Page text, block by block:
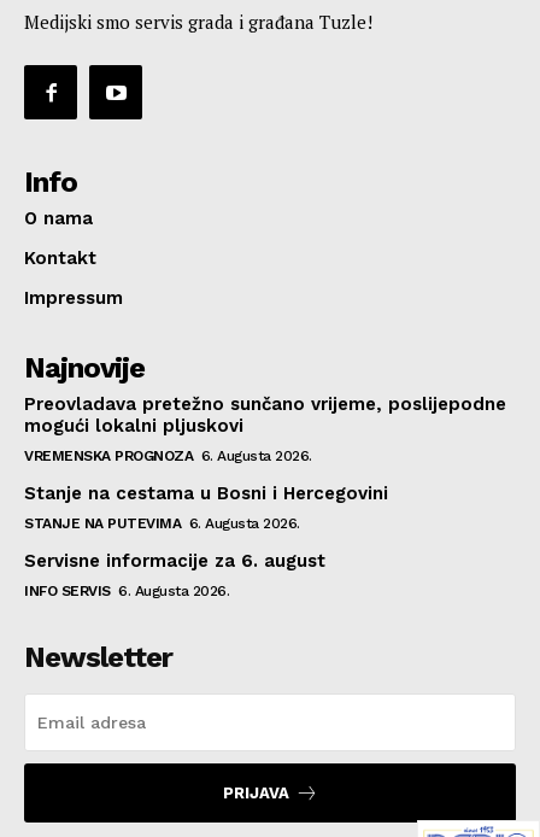
Medijski smo servis grada i građana Tuzle!
Info
O nama
Kontakt
Impressum
Najnovije
Preovladava pretežno sunčano vrijeme, poslijepodne
mogući lokalni pljuskovi
VREMENSKA PROGNOZA 6. Augusta 2026.
Stanje na cestama u Bosni i Hercegovini
STANJE NA PUTEVIMA 6. Augusta 2026.
Servisne informacije za 6. august
INFO SERVIS 6. Augusta 2026.
Newsletter
PRIJAVA